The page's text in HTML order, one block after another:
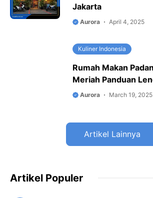
Jakarta
Aurora April 4, 2025
Kuliner Indonesia
Rumah Makan
Meriah Panduan
Aurora March 19, 2025
Artikel Lainnya
Artikel Populer